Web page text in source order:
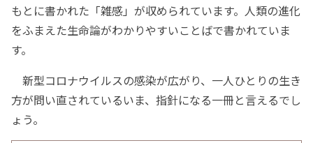
もとに書かれた「雑感」が収められています。人類の進化
をふまえた生命論がわかりやすいことばで書かれていま
す。
新型コロナウイルスの感染が広がり、一人ひとりの生き
方が問い直されているいま、指針になる一冊と言えるでし
ょう。